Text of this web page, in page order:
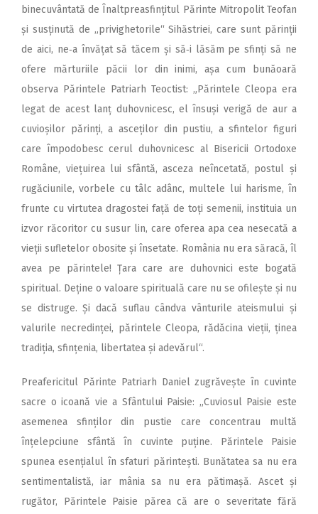
binecuvântată de Înalt­preasfințitul Părinte Mitropolit Teofan
și sus­ținută de „privighetorile“ Sihăstriei, care sunt părinții
de aici, ne‑a învățat să tăcem și să‑i lăsăm pe sfinți să ne
ofere mărturiile păcii lor din inimi, așa cum bunăoară
observa Părintele Patriarh Teoctist: „Părintele Cleopa era
legat de acest lanț duhovnicesc, el însuși verigă de aur a
cuvioșilor părinți, a asceților din pustiu, a sfintelor figuri
care împodobesc cerul duhovnicesc al Bisericii Ortodoxe
Române, viețuirea lui sfântă, asceza neîncetată, postul și
rugăciunile, vorbele cu tâlc adânc, multele lui harisme, în
frunte cu virtutea dragostei față de toți semenii, instituia un
izvor răcoritor cu susur lin, care oferea apa cea nesecată a
vieții sufletelor obosite și însetate. România nu era săracă, îl
avea pe părintele! Țara care are duhovnici este bogată
spiritual. Deține o valoare spirituală care nu se ofilește și nu
se distruge. Și dacă suflau cândva vânturile ateismului și
valurile necredinței, părintele Cleopa, rădăcina vieții, ținea
tradiția, sfințenia, libertatea și adevărul“.
Preafericitul Părinte Patriarh Daniel zug­ră­vește în cuvinte
sacre o icoană vie a Sfântului Paisie: „Cuviosul Paisie este
asemenea sfinților din pustie care concentrau multă
înțelepciune sfântă în cuvinte puține. Părintele Paisie
spunea esențialul în sfaturi părintești. Bunătatea sa nu era
sentimentalistă, iar mânia sa nu era pă­timașă. Ascet și
rugător, Părintele Paisie părea că are o severitate fără